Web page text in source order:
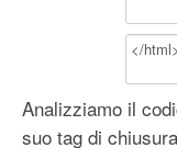
Analizziamo il
suo tag di